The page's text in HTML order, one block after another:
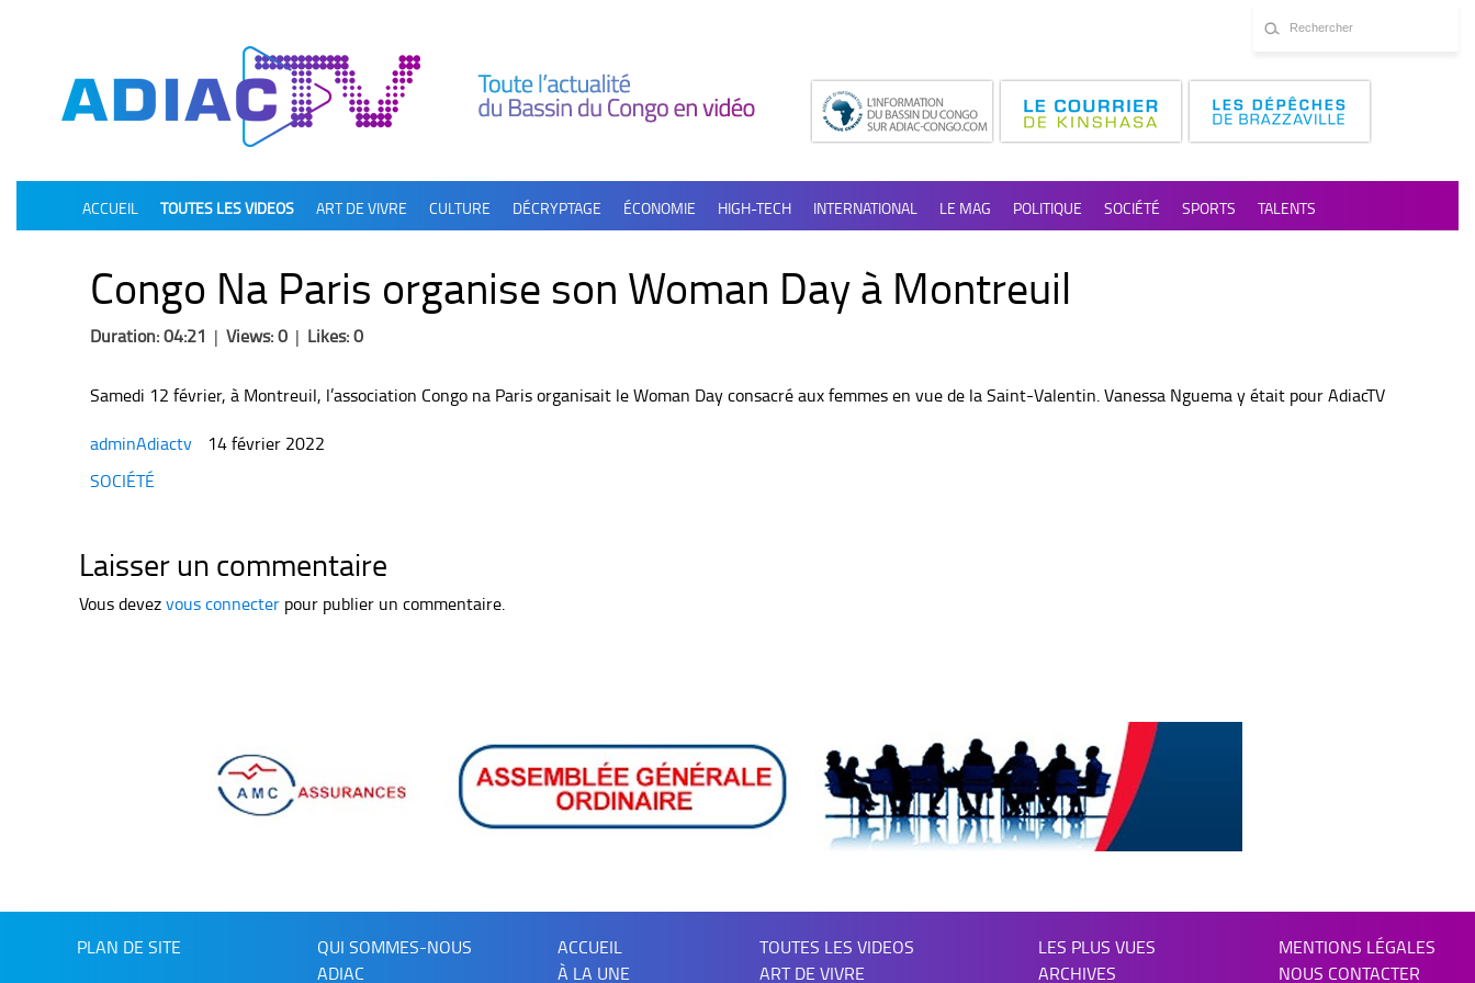
ACCUEIL TOUTES LES VIDEOS ART DE VIVRE CULTURE DÉCRYPTAGE ÉCONOMIE HIGH-TECH INTERNATIONAL LE MAG POLITIQUE SOCIÉTÉ SPORTS TALENTS
Congo Na Paris organise son Woman Day à Montreuil
Duration: 04:21 | Views: 0 | Likes: 0
Samedi 12 février, à Montreuil, l’association Congo na Paris organisait le Woman Day consacré aux femmes en vue de la Saint-Valentin. Vanessa Nguema y était pour AdiacTV
adminAdiactv
14 février 2022
Categories
SOCIÉTÉ
Laisser un commentaire
Vous devezvous connecter pour publier un commentaire.
PLAN DE SITE
QUI SOMMES-NOUS
ADIAC
ACCUEIL
TOUTES LES VIDEOS
À LA UNE
ART DE VIVRE
LES PLUS VUES
ARCHIVES
MENTIONS LÉGALES
NOUS CONTACTER